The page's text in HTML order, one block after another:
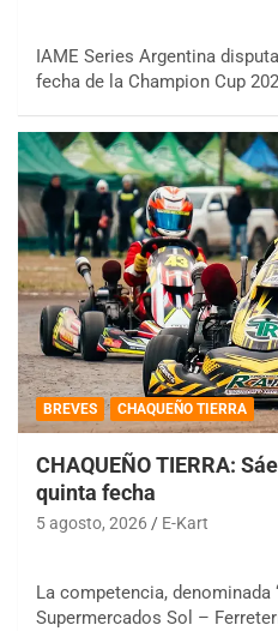
IAME Series Argentina
fecha de la Champion Cup
BREVES CHAQUEÑO TIERRA
CHAQUEÑO TIERRA:
quinta fecha
5 agosto, 2026 E-Kart
La competencia, denominada
Supermercados Sol –